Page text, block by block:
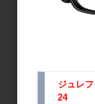
ジュレ
24